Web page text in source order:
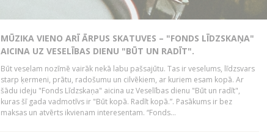
MŪZIKA VIENO ARĪ ĀRPUS SKATUVES – "FONDS LĪDZSKAŅA"
AICINA UZ VESELĪBAS DIENU "BŪT UN RADĪT".
Būt veselam nozīmē vairāk nekā labu pašsajūtu. Tas ir veselums, līdzsvars
starp ķermeni, prātu, radošumu un cilvēkiem, ar kuriem esam kopā. Ar
šādu ideju "Fonds Līdzskaņa" aicina uz Veselības dienu "Būt un radīt",
kuras šī gada vadmotīvs ir "Būt kopā. Radīt kopā.”. Pasākums ir bez
maksas un atvērts ikvienam interesentam. “Fonds...